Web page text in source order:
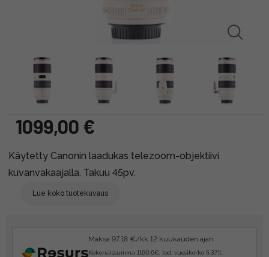
1099,00 €
Käytetty Canonin laadukas telezoom-objektiivi
kuvanvakaajalla. Takuu 45pv.
Lue koko tuotekuvaus
Maksa 97.18 €/kk 12 kuukauden ajan.
Kokonaissumma 1160.6€, tod. vuosikorko 5.37%.